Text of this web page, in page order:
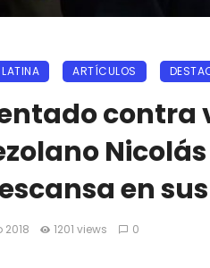
ARTÍCULOS
contra
en
2018 1201 views 0